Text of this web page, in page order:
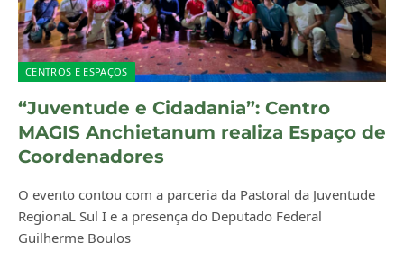
CENTROS E ESPAÇOS
“Juventude e Cidadania”: Centro
MAGIS Anchietanum realiza Espaço de
Coordenadores
O evento contou com a parceria da Pastoral da Juventude
RegionaL Sul I e a presença do Deputado Federal
Guilherme Boulos